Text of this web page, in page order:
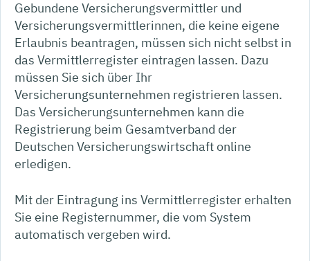
Gebundene Versicherungsvermittler und
Versicherungsvermittlerinnen, die keine eigene
Erlaubnis beantragen, müssen sich nicht selbst in
das Vermittlerregister eintragen lassen. Dazu
müssen Sie sich über Ihr
Versicherungsunternehmen registrieren lassen.
Das Versicherungsunternehmen kann die
Registrierung beim Gesamtverband der
Deutschen Versicherungswirtschaft online
erledigen.
Mit der Eintragung ins Vermittlerregister erhalten
Sie eine Registernummer, die vom System
automatisch vergeben wird.